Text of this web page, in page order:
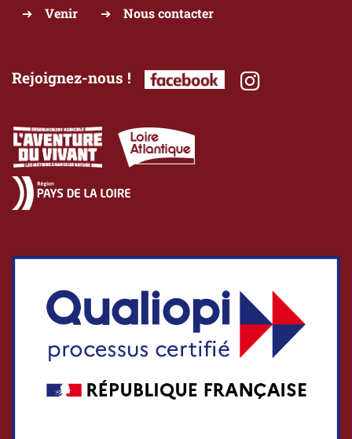
Venir Nous contacter
Rejoignez-nous !